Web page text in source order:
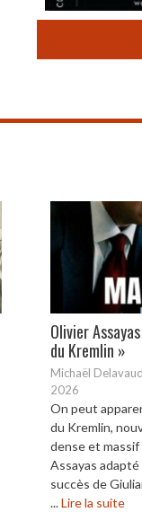
Olivier
du Kremlin »
Michaël Delavaud
2026
On peut
du Kremlin,
dense et massif
Assayas adapté
succès de
...Lire la suite